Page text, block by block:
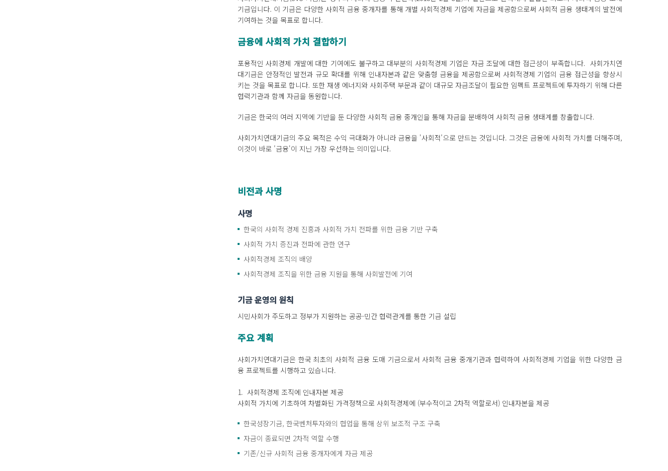
기금입니다. 이 기금은 다양한 사회적 금융 중개자를 통해 개별 사회적경제 기업에 자금을 제공함으로써 사회적 금융 생태계의 발전에
기여하는 것을 목표로 합니다.
금융에 사회적 가치 결합하기
포용적인 사회경제 개발에 대한 기여에도 불구하고 대부분의 사회적경제 기업은 자금 조달에 대한 접근성이 부족합니다. 사회가치연
대기금은 안정적인 발전과 규모 확대를 위해 인내자본과 같은 맞춤형 금융을 제공함으로써 사회적경제 기업의 금융 접근성을 향상시
키는 것을 목표로 합니다. 또한 재생 에너지와 사회주택 부문과 같이 대규모 자금조달이 필요한 임펙트 프로젝트에 투자하기 위해 다른
협력기관과 함께 자금을 동원합니다.
기금은 한국의 여러 지역에 기반을 둔 다양한 사회적 금융 중개인을 통해 자금을 분배하여 사회적 금융 생태계를 창출합니다.
사회가치연대기금의 주요 목적은 수익 극대화가 아니라 금융을 '사회적'으로 만드는 것입니다. 그것은 금융에 사회적 가치를 더해주며,
이것이 바로 '금융'이 지닌 가장 우선하는 의미입니다.
비전과사명
사명
한국의 사회적 경제 진흥과 사회적 가치 전파를 위한 금융 기반 구축
사회적 가치 증진과 전파에 관한 연구
사회적경제 조직의 배양
사회적경제 조직을 위한 금융 지원을 통해 사회발전에 기여
기금 운영의 원칙
시민사회가 주도하고 정부가 지원하는 공공-민간 협력관계를 통한 기금 설립
주요 계획
사회가치연대기금은 한국 최초의 사회적 금융 도매 기금으로서 사회적 금융 중개기관과 협력하여 사회적경제 기업을 위한 다양한 금
융 프로젝트를 시행하고 있습니다.
1. 사회적경제 조직에 인내자본 제공
사회적 가치에 기초하여 차별화된 가격정책으로 사회적경제에 (부수적이고 2차적 역할로서) 인내자본을 제공
한국성장기금, 한국벤처투자와의 협업을 통해 상위 보조적 구조 구축
자금이 종료되면 2차적 역할 수행
기존/신규 사회적 금융 중개자에게 자금 제공